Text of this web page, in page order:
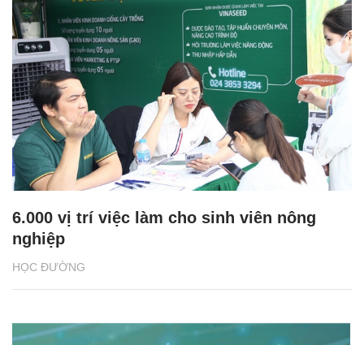
HỌC ĐƯỜNG
6.000 vị trí việc làm cho sinh viên nông
nghiệp